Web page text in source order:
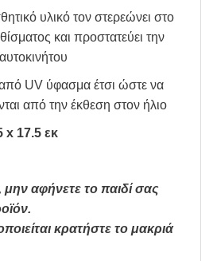
υλικό τον στερεώνει στο
και προστατεύει την
από UV ύφασμα έτσι ώστε να
από την έκθεση στον ήλιο
x 17.5 εκ
μην αφήνετε το παιδί σας
κρατήστε το μακριά